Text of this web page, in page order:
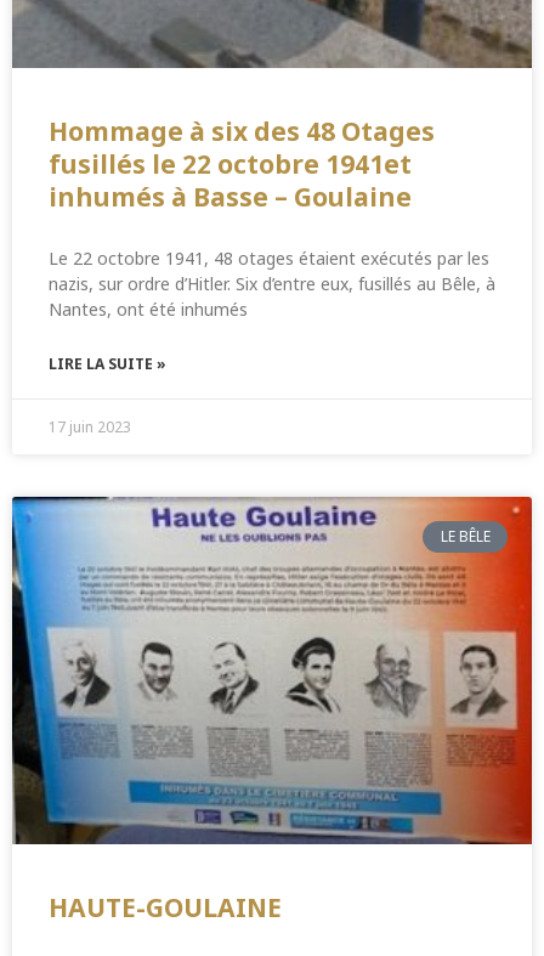
Hommage à six des 48 Otages
fusillés le 22 octobre 1941et
inhumés à Basse – Goulaine
Le 22 octobre 1941, 48 otages étaient exécutés par les
nazis, sur ordre d’Hitler. Six d’entre eux, fusillés au Bêle, à
Nantes, ont été inhumés
LIRE LA SUITE »
17 juin 2023
LE BÊLE
HAUTE-GOULAINE